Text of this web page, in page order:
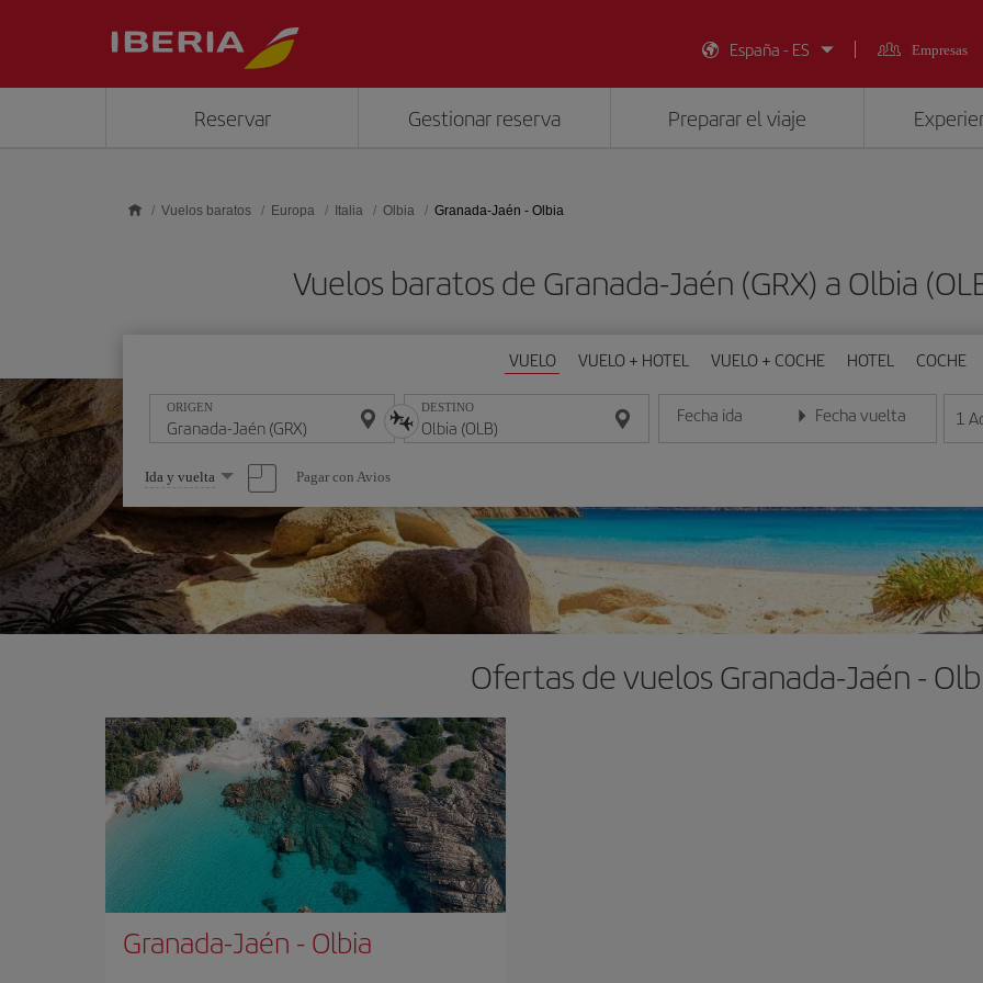
España - ES
Empresas
Reservar Gestionar reserva Preparar el viaje
Vuelos baratos Europa Italia Olbia Granada-Jaén - Olbia
Vuelos baratos de Granada-Jaén (GRX) a Olbia
VUELO VUELO + HOTEL VUELO + COCHE HOTEL COCHE
ORIGEN DESTINO Fecha ida
Introduce la fecha en formato día/mes/año
Fecha vuelta
Introduce la fecha en 1
Seleccione
una
opción
Ida y vuelta Pagar con Avios
Ofertas de vuelos Granada-Jaén -
Granada-Jaén - Olbia